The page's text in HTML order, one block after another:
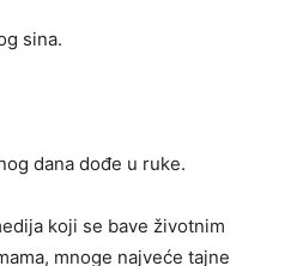
sina.
dana dođe u ruke.
koji se bave životnim
mnoge najveće tajne